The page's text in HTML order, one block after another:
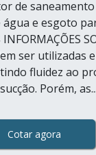
de saneamento
e esgoto
ser utilizadas
fluidez ao
Porém, as...
Cotar agora